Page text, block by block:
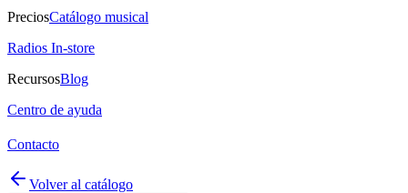
PreciosCatálogo musical
Radios In-store
RecursosBlog
Centro de ayuda
Contacto
Volver al catálogo